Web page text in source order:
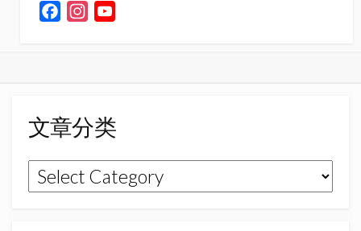
o
o
k
r
a
m
C
h
文章分类
文
章